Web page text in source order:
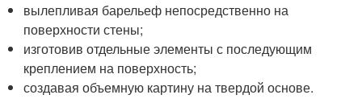
вылепливая барельеф непосредственно на
поверхности стены;
изготовив отдельные элементы с последующим
креплением на поверхность;
создавая объемную картину на твердой основе.